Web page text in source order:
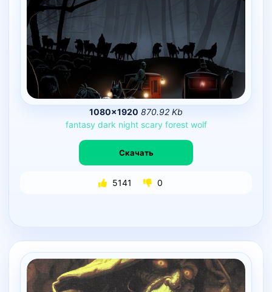
1080×1920 870.92 Kb
fantasy dark night scary forest wolf
Скачать
5141 0